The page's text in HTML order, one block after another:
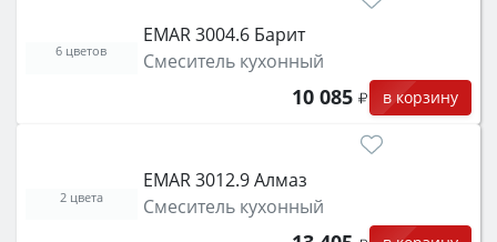
EMAR 3004.6 Барит
Смеситель кухонный
10 085 в корзину
6 цветов
EMAR 3012.9 Алмаз
Смеситель кухонный
2 цвета